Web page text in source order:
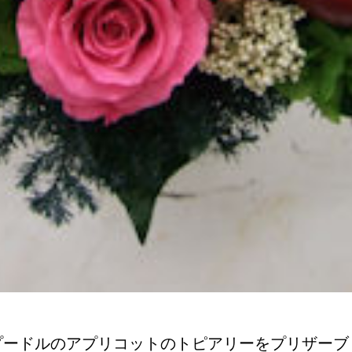
ドルのアプリコットのトピアリーをプリザー